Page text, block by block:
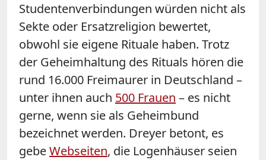
Studentenverbindungen würden nicht als
Sekte oder Ersatzreligion bewertet,
obwohl sie eigene Rituale haben. Trotz
der Geheimhaltung des Rituals hören die
rund 16.000 Freimaurer in Deutschland –
unter ihnen auch 500 Frauen – es nicht
gerne, wenn sie als Geheimbund
bezeichnet werden. Dreyer betont, es
gebeWebseiten, die Logenhäuser seien